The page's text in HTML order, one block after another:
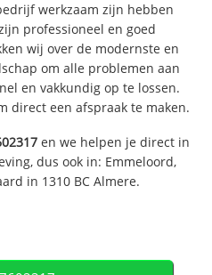
werkzaam zijn hebben
professioneel en goed
wij over de modernste en
om alle problemen aan
en vakkundig op te lossen.
direct een afspraak te maken.
en we helpen je direct in
dus ook in: Emmeloord,
in 1310 BC Almere.